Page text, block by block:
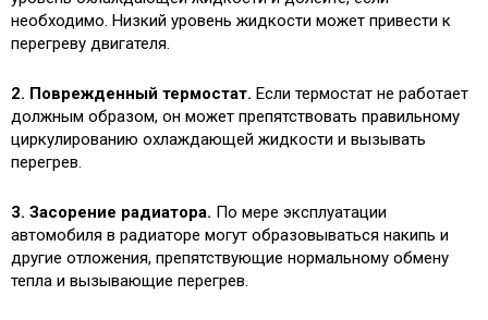
необходимо. Низкий уровень жидкости может привести к
перегреву двигателя.
2. Поврежденный термостат. Если термостат не работает
должным образом, он может препятствовать правильному
циркулированию охлаждающей жидкости и вызывать
перегрев.
3. Засорение радиатора. По мере эксплуатации
автомобиля в радиаторе могут образовываться накипь и
другие отложения, препятствующие нормальному обмену
тепла и вызывающие перегрев.